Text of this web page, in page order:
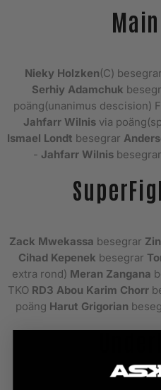
Nieky Holzken(C) besegrar
Serhiy Adamchuk
poäng(unanimus descision)
Jahfarr Wilnisvia
Ismael Londt besegrar
- Jahfarr Wilnis besegrar
Zack Mwekassa besegrar
Cihad Kepenek besegrar
extra rond) Meran Zangana
TKORD3 Abou Karim Chorr
poäng Harut Grigorian